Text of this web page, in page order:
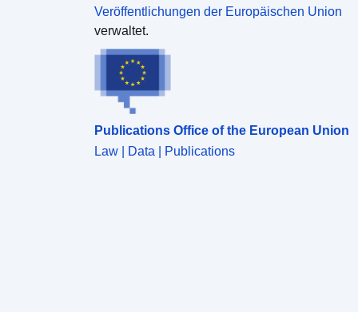
Veröffentlichungen der Europäischen Union
verwaltet.
Publications Office of the European Union
Law | Data | Publications